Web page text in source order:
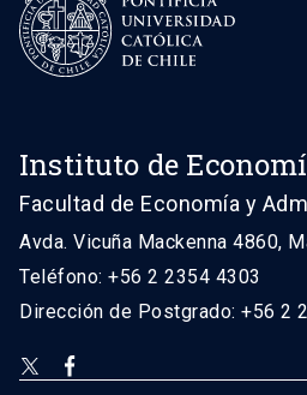
Instituto de
Facultad de Economía y
Avda. Vicuña Mackenna 4860,
Teléfono: +56 2 2354 4303
Dirección de Postgrado: +56 2